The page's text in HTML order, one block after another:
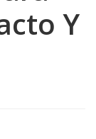
Y